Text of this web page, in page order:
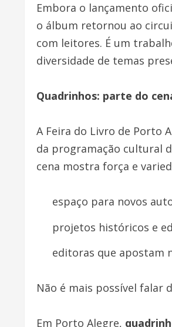
Embora o lançamento
o álbum retornou ao
com leitores. É um
diversidade de temas
Quadrinhos: parte do
A Feira do Livro de Porto
da programação cultural
cena mostra força e
espaço para novos
projetos históricos e
editoras que apostam
Não é mais possível falar
Em Porto Alegre,